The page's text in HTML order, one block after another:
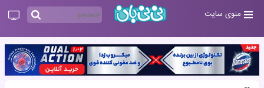
منوی سایت